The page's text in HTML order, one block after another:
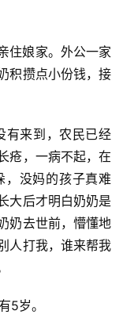
住娘家。外公一家
积攒点小份钱，接
有来到，农民已经
疮，一病不起，在
，没妈的孩子真难
大后才明白奶奶是
奶去世前，懵懂地
人打我，谁来帮我
5岁。